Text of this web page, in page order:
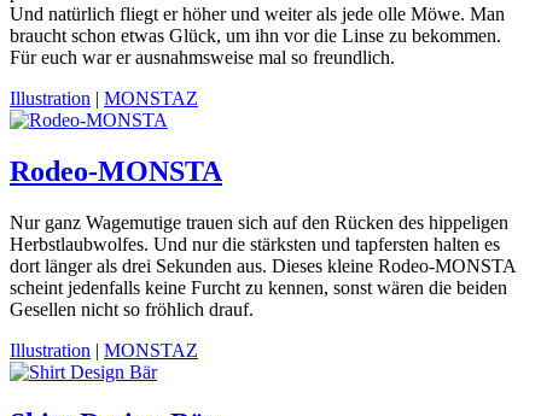
Und natürlich fliegt er höher und weiter als jede olle Möwe. Man
braucht schon etwas Glück, um ihn vor die Linse zu bekommen.
Für euch war er ausnahmsweise mal so freundlich.
Illustration | MONSTAZ
Rodeo-MONSTA
Nur ganz Wagemutige trauen sich auf den Rücken des hippeligen
Herbstlaubwolfes. Und nur die stärksten und tapfersten halten es
dort länger als drei Sekunden aus. Dieses kleine Rodeo-MONSTA
scheint jedenfalls keine Furcht zu kennen, sonst wären die beiden
Gesellen nicht so fröhlich drauf.
Illustration | MONSTAZ